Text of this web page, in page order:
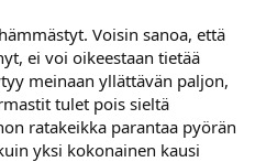
harjoitteluun on kuitenkin
harvemmin on pelkoa
Voisin sanoa, että
ei voi oikeestaan tietää
meinaan yllättävän paljon,
tulet pois sieltä
ratakeikka parantaa pyörän
yksi kokonainen kausi